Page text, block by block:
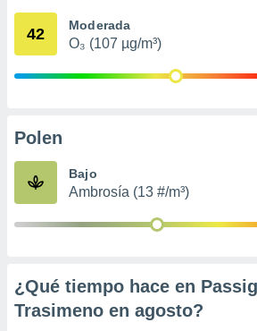
e
publicidad
1199
42 Moderada
O₃ (107 µg/m³)
Polen
Bajo
Ambrosía (13 #/m³)
¿Qué tiempo hace en
Trasimeno en agosto?